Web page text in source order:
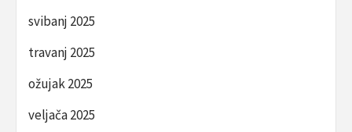
svibanj 2025
travanj 2025
ožujak 2025
veljača 2025